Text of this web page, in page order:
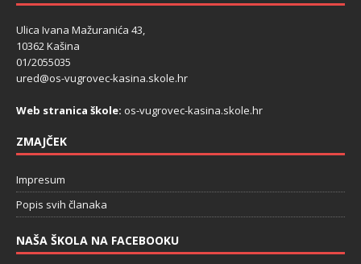
Ulica Ivana Mažuranića 43,
10362 Kašina
01/2055035
ured@os-vugrovec-kasina.skole.hr
Web stranica škole: os-vugrovec-kasina.skole.hr
ZMAJČEK
Impresum
Popis svih članaka
NAŠA ŠKOLA NA FACEBOOKU